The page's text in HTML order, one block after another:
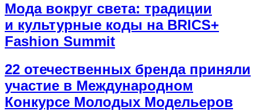
Мода вокруг света: традиции
и культурные коды на BRICS+
Fashion Summit
22 отечественных бренда приняли
участие в Международном
Конкурсе Молодых Модельеров